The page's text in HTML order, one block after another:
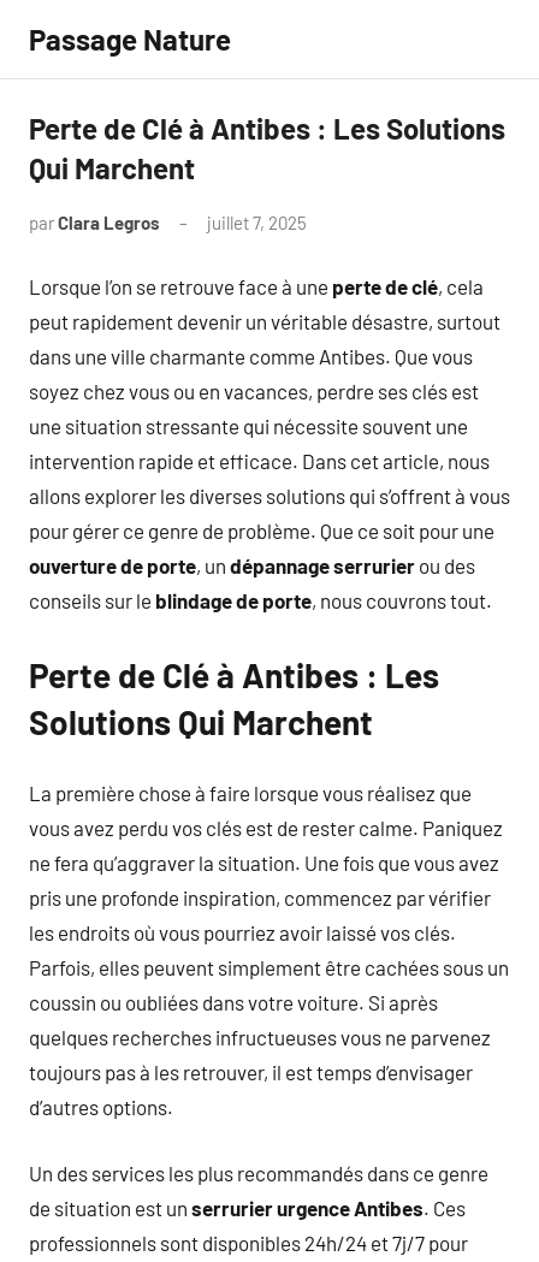
contenu
Passage Nature
Perte de Clé à Antibes : Les Solutions
Qui Marchent
parClara Legros juillet 7, 2025
Lorsque l’on se retrouve face à une perte de clé, cela
peut rapidement devenir un véritable désastre, surtout
dans une ville charmante comme Antibes. Que vous
soyez chez vous ou en vacances, perdre ses clés est
une situation stressante qui nécessite souvent une
intervention rapide et efficace. Dans cet article, nous
allons explorer les diverses solutions qui s’offrent à vous
pour gérer ce genre de problème. Que ce soit pour une
ouverture de porte, un dépannage serrurier ou des
conseils sur le blindage de porte, nous couvrons tout.
Perte de Clé à Antibes : Les
Solutions Qui Marchent
La première chose à faire lorsque vous réalisez que
vous avez perdu vos clés est de rester calme. Paniquez
ne fera qu’aggraver la situation. Une fois que vous avez
pris une profonde inspiration, commencez par vérifier
les endroits où vous pourriez avoir laissé vos clés.
Parfois, elles peuvent simplement être cachées sous un
coussin ou oubliées dans votre voiture. Si après
quelques recherches infructueuses vous ne parvenez
toujours pas à les retrouver, il est temps d’envisager
d’autres options.
Un des services les plus recommandés dans ce genre
de situation est un serrurier urgence Antibes. Ces
professionnels sont disponibles 24h/24 et 7j/7 pour